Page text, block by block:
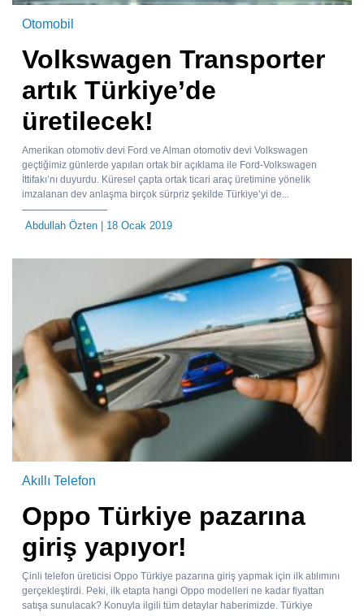
Otomobil
Volkswagen Transporter
artık Türkiye’de
üretilecek!
Amerikan otomotiv devi Ford ve Alman otomotiv devi Volkswagen
geçtiğimiz günlerde yapılan ortak bir açıklama ile Ford-Volkswagen
İttifakı’nı duyurdu. Küresel çapta ortak ticari araç üretimine yönelik
imzalanan dev anlaşma birçok sürpriz şekilde Türkiye’yi de...
Abdullah Özten | 18 Ocak 2019
Akıllı Telefon
Oppo Türkiye pazarına
giriş yapıyor!
Çinli telefon üreticisi Oppo Türkiye pazarına giriş yapmak için ilk atılımını
gerçekleştirdi. Peki, ilk etapta hangi Oppo modelleri ne kadar fiyattan
satışa sunulacak? Konuyla ilgili tüm detaylar haberimizde. Türkiye